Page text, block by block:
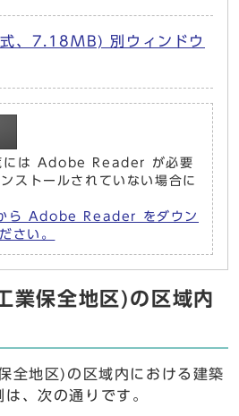
、7.18MB) 別ウィンドウ
には Adobe Reader が必要
ストールされていない場合に
ら Adobe Reader をダウン
さい。
業保全地区)の区域内
全地区)の区域内における建築
、次の通りです。